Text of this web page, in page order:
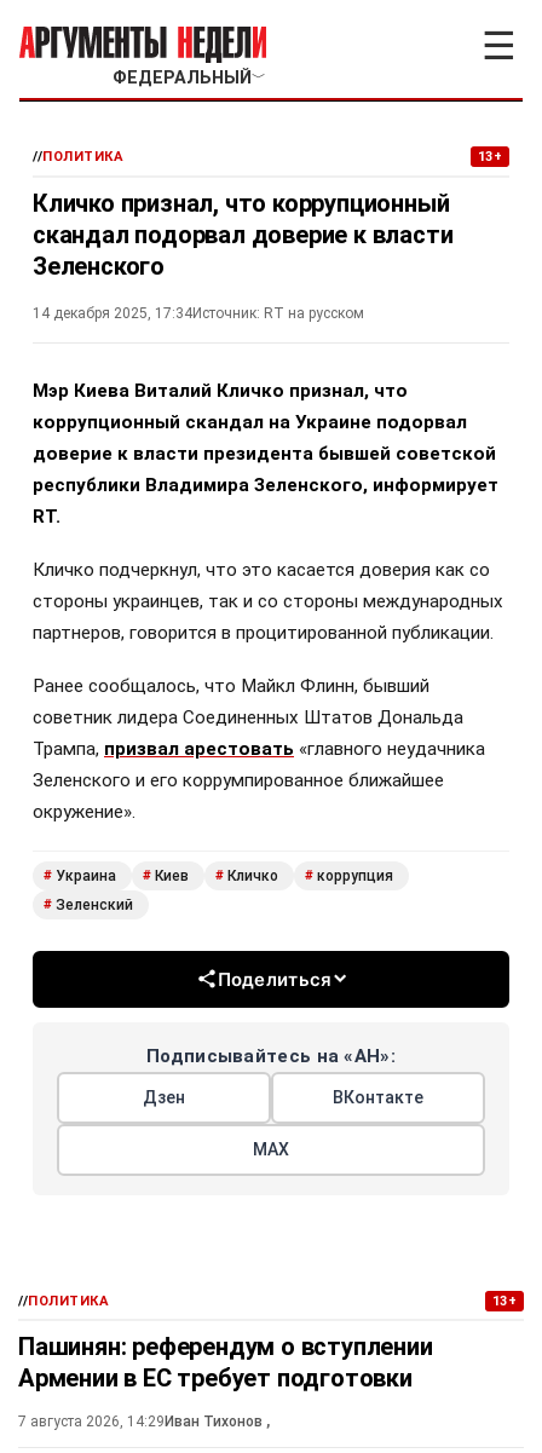
ФЕДЕРАЛЬНЫЙ ﹀
☰
//ПОЛИТИКА 13+
Кличко признал, что коррупционный
скандал подорвал доверие к власти
Зеленского
14 декабря 2025, 17:34Источник: RT на русском
Мэр Киева Виталий Кличко признал, что
коррупционный скандал на Украине подорвал
доверие к власти президента бывшей советской
республики Владимира Зеленского, информирует
RT.
Кличко подчеркнул, что это касается доверия как со
стороны украинцев, так и со стороны международных
партнеров, говорится в процитированной публикации.
Ранее сообщалось, что Майкл Флинн, бывший
советник лидера Соединенных Штатов Дональда
Трампа, призвал арестовать «главного неудачника
Зеленского и его коррумпированное ближайшее
окружение».
# Украина # Киев # Кличко # коррупция
# Зеленский
Поделиться
Подписывайтесь на «АН»:
Дзен ВКонтакте
МАХ
//ПОЛИТИКА 13+
Пашинян: референдум о вступлении
Армении в ЕС требует подготовки
7 августа 2026, 14:29Иван Тихонов ,